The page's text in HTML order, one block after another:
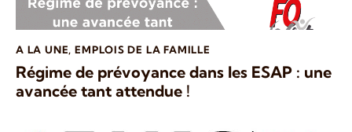
A LA UNE,EMPLOIS DE LA FAMILLE
Régime de prévoyance dans les ESAP : une
avancée tant attendue !